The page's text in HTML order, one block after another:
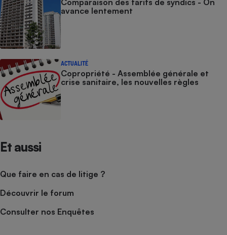
Comparaison des tarifs de syndics - On
avance lentement
ACTUALITÉ
Copropriété - Assemblée générale et
crise sanitaire, les nouvelles règles
Et aussi
Que faire en cas de litige ?
Découvrir le forum
Consulter nos Enquêtes